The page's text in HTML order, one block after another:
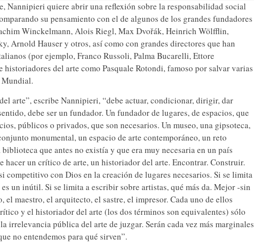
Nannipieri quiere abrir una reflexión sobre la responsabilidad social
su pensamiento con el de algunos de los grandes fundadores
Winckelmann, Alois Riegl, Max Dvořák, Heinrich Wölfflin,
Arnold Hauser y otros, así como con grandes directores que han
(por ejemplo, Franco Russoli, Palma Bucarelli, Ettore
del arte como Pasquale Rotondi, famoso por salvar varias
Mundial.
arte”, escribe Nannipieri, “debe actuar, condicionar, dirigir, dar
debe ser un fundador. Un fundador de lugares, de espacios, que
públicos o privados, que son necesarios. Un museo, una gipsoteca,
monumental, un espacio de arte contemporáneo, un reto
que antes no existía y que era muy necesaria en un país
hacer un crítico de arte, un historiador del arte. Encontrar. Construir.
competitivo con Dios en la creación de lugares necesarios. Si se limita
es un inútil. Si se limita a escribir sobre artistas, qué más da. Mejor -sin
maestro, el arquitecto, el sastre, el impresor. Cada uno de ellos
y el historiador del arte (los dos términos son equivalentes) sólo
irrelevancia pública del arte de juzgar. Serán cada vez más marginales
no entendemos para qué sirven”.